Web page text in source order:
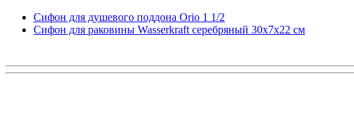
Сифон для душевого поддона Orio 1 1/2
Сифон для раковины Wasserkraft серебряный 30х7х22 см